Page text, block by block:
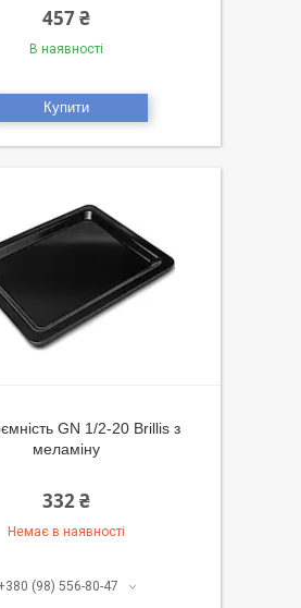
457 ₴
В наявності
Купити
GN 1/2-20 Brillis з
меламіну
332 ₴
Немає в наявності
(98) 556-80-47